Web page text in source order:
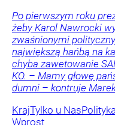
Po pierwszym roku
żeby Karol Nawrocki
zwaśnionymi
największą hańbą na
chyba zawetowanie
KO. – Mamy głowę
dumni – kontruje
KrajTylko u NasPolityka
Wprost